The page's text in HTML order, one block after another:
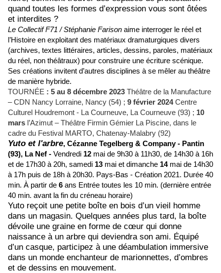
quand toutes les formes d’expression vous sont ôtées
et interdites ?
Le Collectif F71 / Stéphanie Farison aime interroger le réel et
l’Histoire en exploitant des matériaux dramaturgiques divers
(archives, textes littéraires, articles, dessins, paroles, matériaux
du réel, non théâtraux) pour construire une écriture scénique.
Ses créations invitent d’autres disciplines à se mêler au théâtre
de manière hybride.
TOURNÉE : 5 au 8 décembre 2023 Théâtre de la Manufacture
– CDN Nancy Lorraine, Nancy (54) ; 9 février 2024Centre
Culturel Houdremont - La Courneuve, La Courneuve (93) ; 10
mars l’Azimut – Théâtre Firmin Gémier La Piscine, dans le
cadre du Festival MARTO, Chatenay-Malabry (92)
Yuto et l'arbre, Cézanne Tegelberg & Company - Pantin
(93), La Nef - Vendredi 12 mai de 9h30 à 11h30, de 14h30 à 16h
et de 17h30 à 20h, samedi 13 mai et dimanche 14 mai de 14h30
à 17h puis de 18h à 20h30. Pays-Bas - Création 2021. Durée 40
min. À partir de 6 ans Entrée toutes les 10 min. (dernière entrée
40 min. avant la fin du créneau horaire)
Yuto reçoit une petite boîte en bois d’un vieil homme
dans un magasin. Quelques années plus tard, la boîte
dévoile une graine en forme de cœur qui donne
naissance à un arbre qui deviendra son ami. Équipé
d’un casque, participez à une déambulation immersive
dans un monde enchanteur de marionnettes, d’ombres
et de dessins en mouvement.